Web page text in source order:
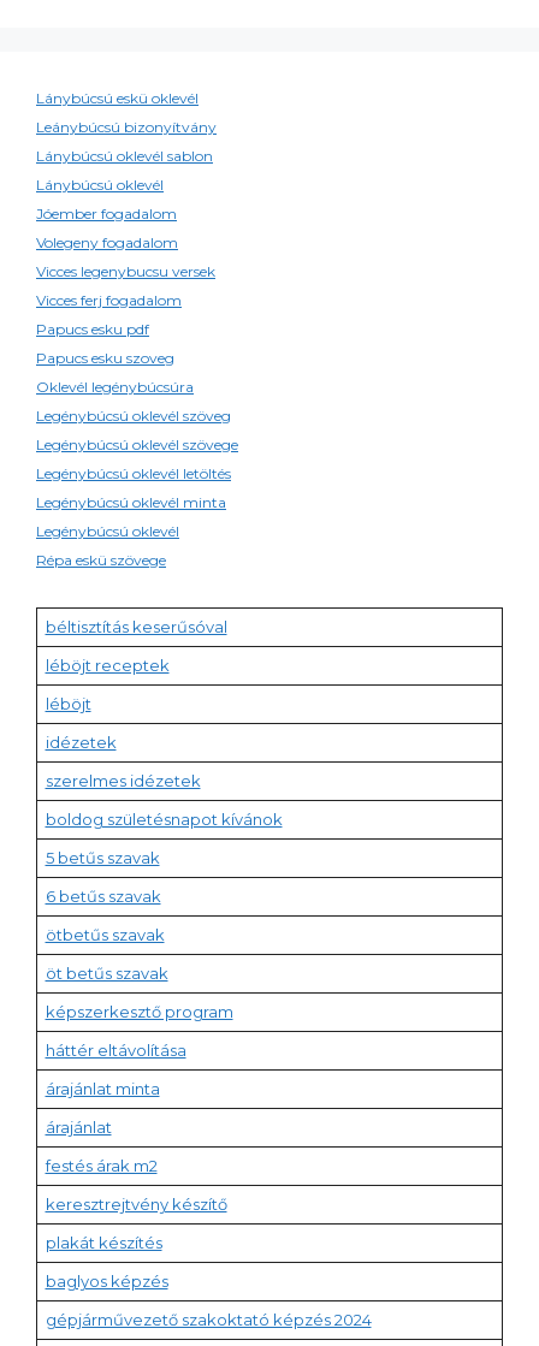
Lánybúcsú eskü oklevél
Leánybúcsú bizonyítvány
Lánybúcsú oklevél sablon
Lánybúcsú oklevél
Jóember fogadalom
Volegeny fogadalom
Vicces legenybucsu versek
Vicces ferj fogadalom
Papucs esku pdf
Papucs esku szoveg
Oklevél legénybúcsúra
Legénybúcsú oklevél szöveg
Legénybúcsú oklevél szövege
Legénybúcsú oklevél letöltés
Legénybúcsú oklevél minta
Legénybúcsú oklevél
Répa eskü szövege
béltisztítás keserűsóval
léböjt receptek
léböjt
idézetek
szerelmes idézetek
boldog születésnapot kívánok
5 betűs szavak
6 betűs szavak
ötbetűs szavak
öt betűs szavak
képszerkesztő program
háttér eltávolítása
árajánlat minta
árajánlat
festés árak m2
keresztrejtvény készítő
plakát készítés
baglyos képzés
gépjárművezető szakoktató képzés 2024